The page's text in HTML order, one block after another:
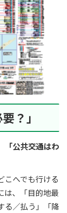
？」
「公共交通はわ
こへでも行ける
は、「目的地最
る／払う」「降